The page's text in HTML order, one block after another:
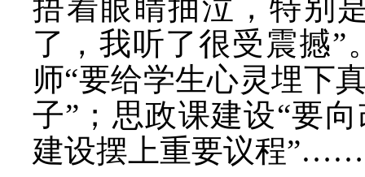
捂着眼睛抽泣，特别
了，我听了很受震撼”
师“要给学生心灵埋下
子”；思政课建设“要
建设摆上重要议程”……